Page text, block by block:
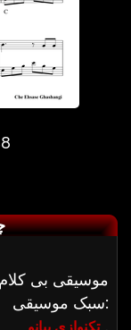
موسیقی بی کلام
سبک موسیقی:
تکنوازی پیانو,